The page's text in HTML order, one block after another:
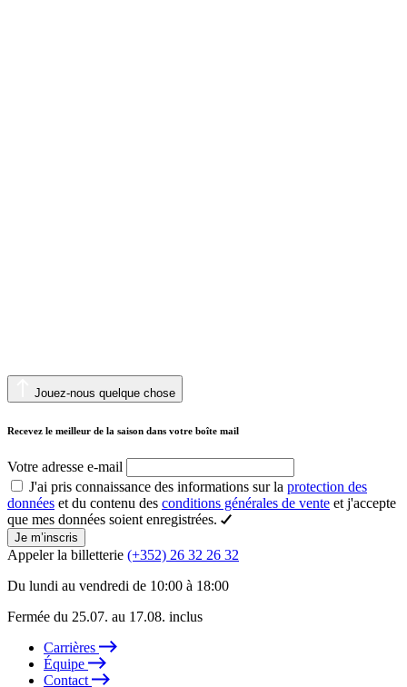
Jouez-nous quelque chose
Recevez le meilleur de la saison dans votre boîte mail
Votre adresse e-mail
J'ai pris connaissance des informations sur la protection des
données et du contenu des conditions générales de vente et j'accepte
que mes données soient enregistrées.
Je m’inscris
Appeler la billetterie (+352) 26 32 26 32
Du lundi au vendredi de 10:00 à 18:00
Fermée du 25.07. au 17.08. inclus
Carrières
Équipe
Contact